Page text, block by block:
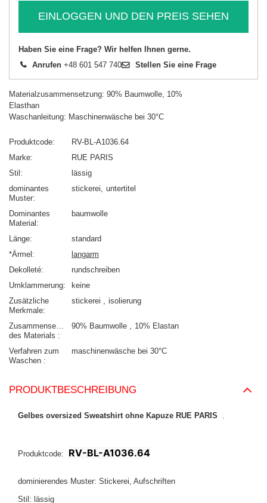
EINLOGGEN UND DEN PREIS SEHEN
Haben Sie eine Frage? Wir helfen Ihnen gerne.
Anrufen +48 601 547 740 Stellen Sie eine Frage
Materialzusammensetzung: 90% Baumwolle, 10%
Elasthan
Waschanleitung: Maschinenwäsche bei 30°C
Produktcode
RV-BL-A1036.64
Marke
RUE PARIS
Stil
lässig
dominantes
Muster
stickerei untertitel
Dominantes
Material
baumwolle
Länge
standard
*Ärmel
langarm
Dekolleté
rundschreiben
Umklammerung
keine
Zusätzliche
Merkmale
stickerei isolierung
Zusammensetzung
des Materials
90% Baumwolle 10% Elastan
Verfahren zum
Waschen
maschinenwäsche bei 30°C
PRODUKTBESCHREIBUNG
Gelbes oversized Sweatshirt ohne Kapuze RUE PARIS .
Produktcode: RV-BL-A1036.64
dominierendes Muster: Stickerei, Aufschriften
Stil: lässig